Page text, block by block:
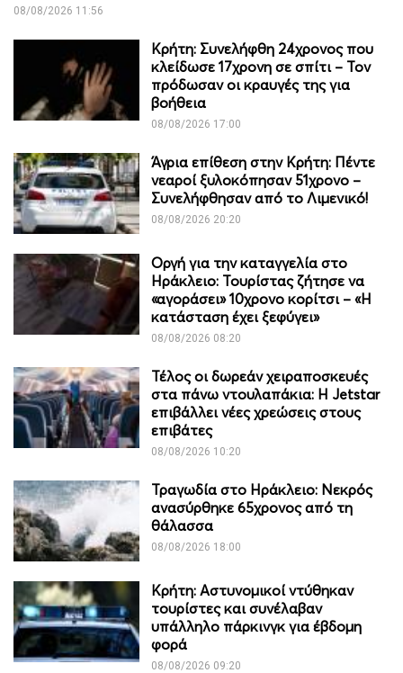
08/08/2026 11:56
Κρήτη: Συνελήφθη 24χρονος που
κλείδωσε 17χρονη σε σπίτι – Τον
πρόδωσαν οι κραυγές της για
βοήθεια
08/08/2026 17:00
Άγρια επίθεση στην Κρήτη: Πέντε
νεαροί ξυλοκόπησαν 51χρονο –
Συνελήφθησαν από το Λιμενικό!
08/08/2026 20:20
Οργή για την καταγγελία στο
Ηράκλειο: Τουρίστας ζήτησε να
«αγοράσει» 10χρονο κορίτσι – «Η
κατάσταση έχει ξεφύγει»
08/08/2026 08:20
Τέλος οι δωρεάν χειραποσκευές
στα πάνω ντουλαπάκια: Η Jetstar
επιβάλλει νέες χρεώσεις στους
επιβάτες
08/08/2026 10:20
Τραγωδία στο Ηράκλειο: Νεκρός
ανασύρθηκε 65χρονος από τη
θάλασσα
08/08/2026 18:00
Κρήτη: Αστυνομικοί ντύθηκαν
τουρίστες και συνέλαβαν
υπάλληλο πάρκινγκ για έβδομη
φορά
08/08/2026 09:20